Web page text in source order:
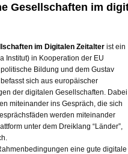
Gesellschaften im
im Digitalen Zeitalter ist ein
Institut) in Kooperation der EU
Bildung und dem Gustav
sich aus europäischer
der digitalen Gesellschaften. Dabei
miteinander ins Gespräch, die sich
werden miteinander
unter dem Dreiklang “Länder”,
eine gute digitale